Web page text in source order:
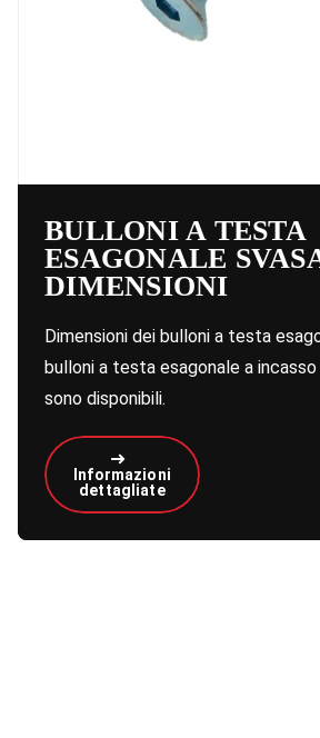
BULLONI A TESTA
ESAGONALE
DIMENSIONI
Dimensioni dei bulloni a testa
bulloni a testa esagonale a
sono disponibili.
Informazioni
dettagliate